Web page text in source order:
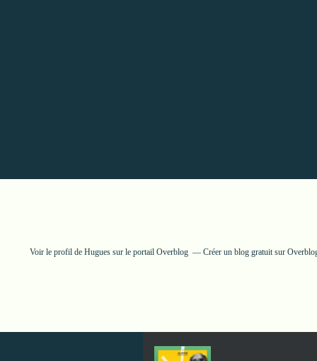
Voir le profil de Hugues sur le portail Overblog Créer un blog gratuit sur